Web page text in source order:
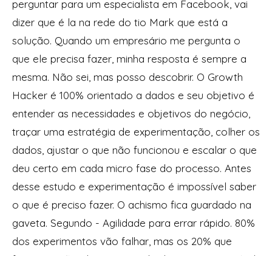
perguntar para um especialista em Facebook, vai
dizer que é la na rede do tio Mark que está a
solução. Quando um empresário me pergunta o
que ele precisa fazer, minha resposta é sempre a
mesma. Não sei, mas posso descobrir. O Growth
Hacker é 100% orientado a dados e seu objetivo é
entender as necessidades e objetivos do negócio,
traçar uma estratégia de experimentação, colher os
dados, ajustar o que não funcionou e escalar o que
deu certo em cada micro fase do processo. Antes
desse estudo e experimentação é impossível saber
o que é preciso fazer. O achismo fica guardado na
gaveta. Segundo - Agilidade para errar rápido. 80%
dos experimentos vão falhar, mas os 20% que